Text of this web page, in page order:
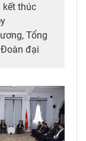
kết thúc
Tổng
đại
quyền